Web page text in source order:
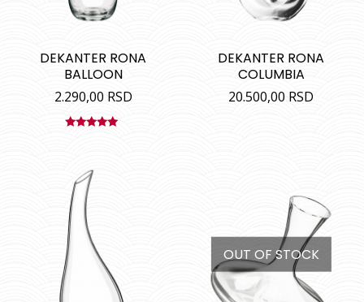
DEKANTER RONA
BALLOON
2.290,00 RSD
DEKANTER RONA
COLUMBIA
20.500,00 RSD
OUT OF STOCK